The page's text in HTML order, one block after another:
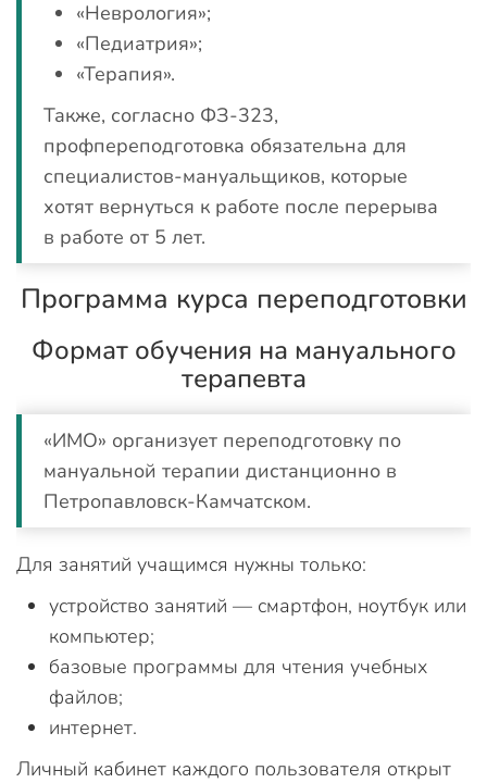
«Неврология»;
«Педиатрия»;
«Терапия».
Также, согласно ФЗ-323,
профпереподготовка обязательна для
специалистов-мануальщиков, которые
хотят вернуться к работе после перерыва
в работе от 5 лет.
Программа курса переподготовки
Формат обучения на мануального
терапевта
«ИМО» организует переподготовку по
мануальной терапии дистанционно в
Петропавловск-Камчатском.
Для занятий учащимся нужны только:
устройство занятий — смартфон, ноутбук или
компьютер;
базовые программы для чтения учебных
файлов;
интернет.
Личный кабинет каждого пользователя открыт